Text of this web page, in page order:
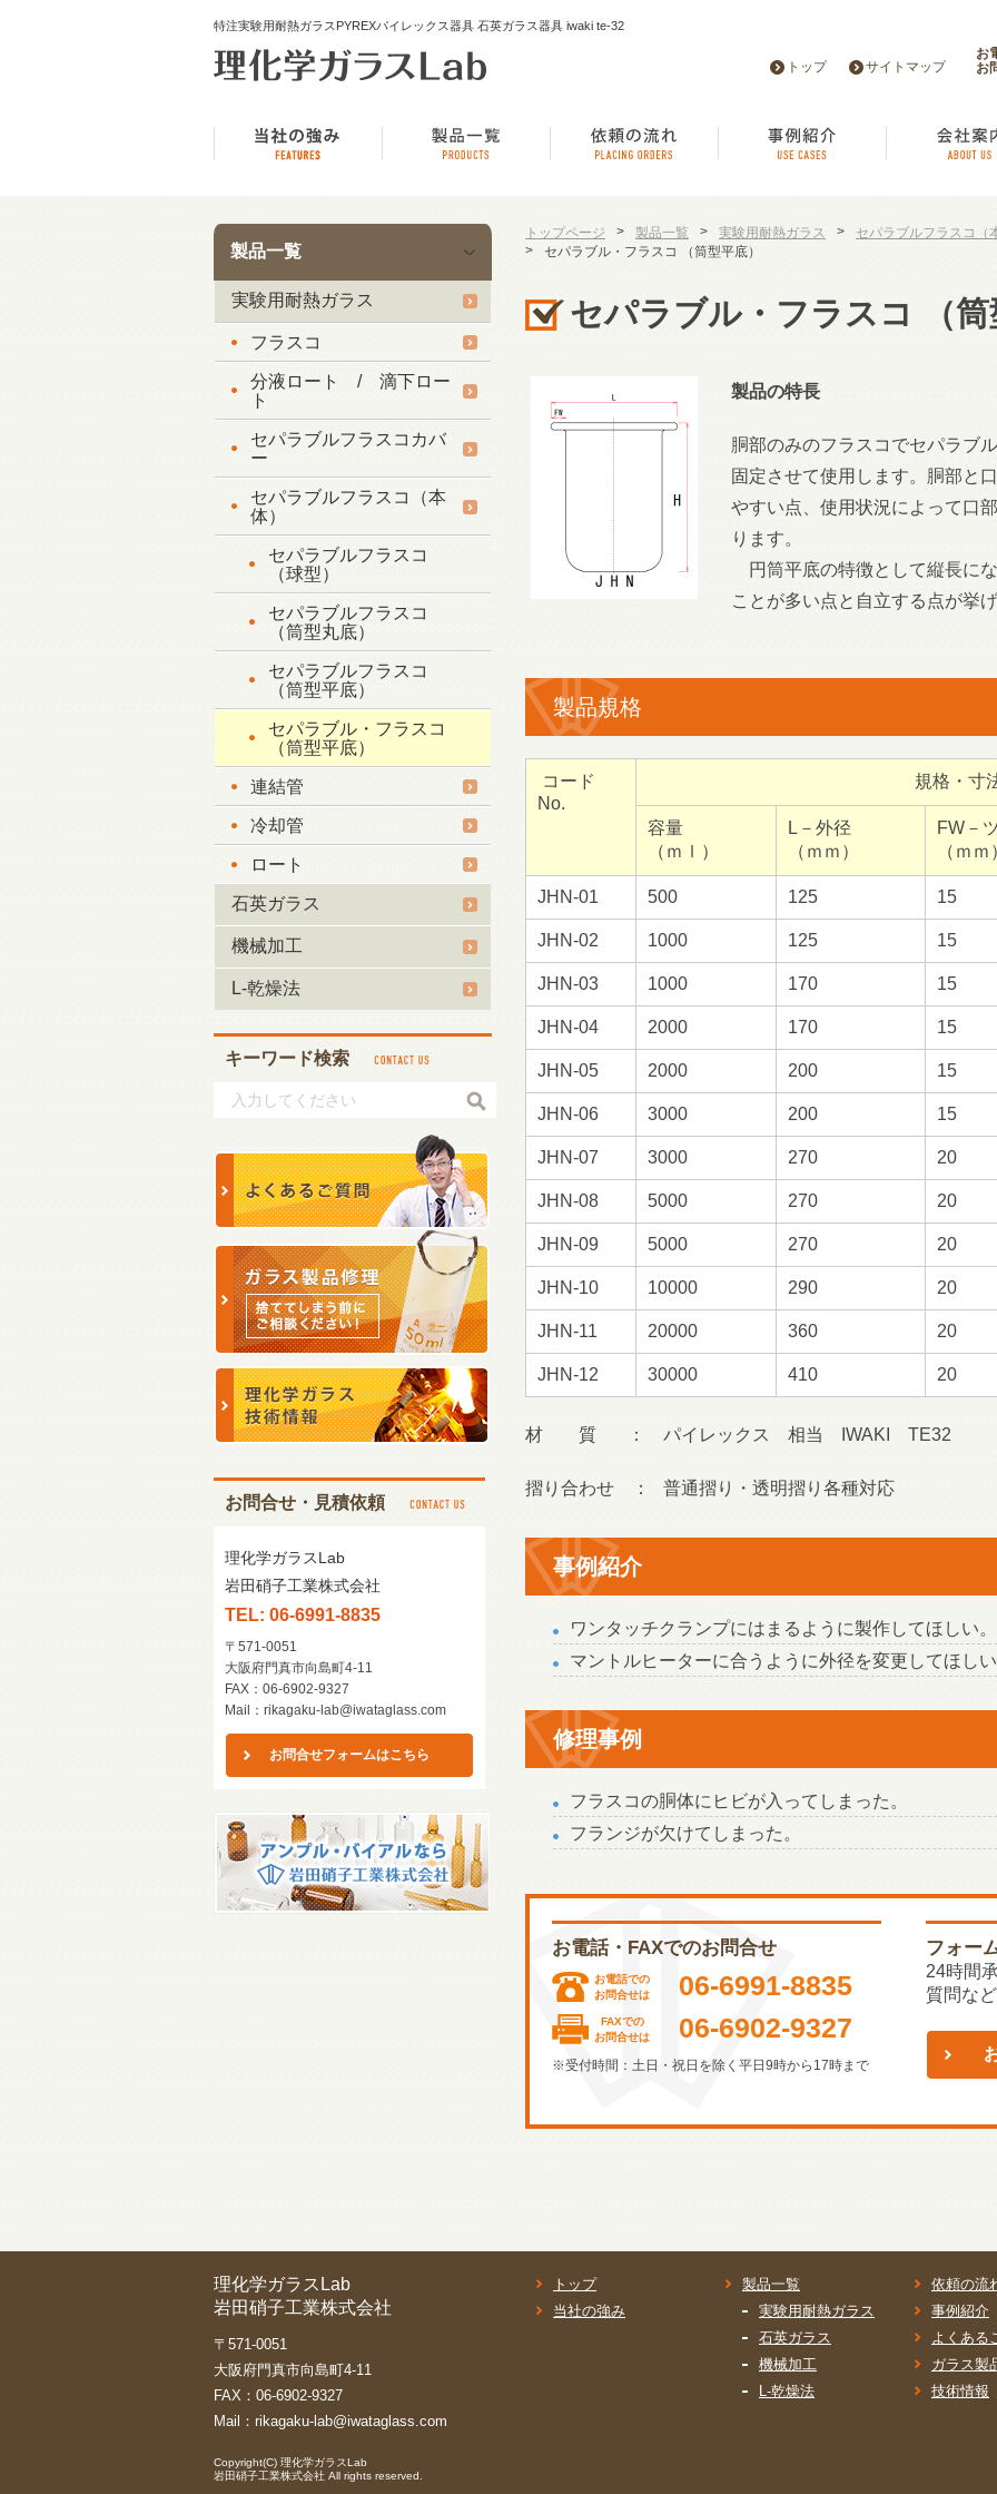
特注実験用耐熱ガラスPYREXパイレックス器具 石英ガラス器具 iwaki te-32
お
お
トップ サイトマップ
製品一覧
実験用耐熱ガラス
フラスコ
分液ロート / 滴下ロー
ト
セパラブルフラスコカバ
ー
セパラブルフラスコ（本
体）
セパラブルフラスコ
（球型）
セパラブルフラスコ
（筒型丸底）
セパラブルフラスコ
（筒型平底）
セパラブル・フラスコ
（筒型平底）
連結管
冷却管
ロート
石英ガラス
機械加工
L-乾燥法
キーワード検索
お問合せ・見積依頼
理化学ガラスLab
岩田硝子工業株式会社
TEL: 06-6991-8835
〒571-0051
大阪府門真市向島町4-11
FAX：06-6902-9327
Mail： rikagaku-lab@iwataglass.com
お問合せフォームはこちら
トップページ > 製品一覧 > 実験用耐熱ガラス >
セパラブルフラスコ（
>
セパラブル・フラスコ （筒型平底）
セパラブル・フラスコ （筒
製品の特長
胴部のみのフラスコでセパラブ
固定させて使用します。胴部と
やすい点、使用状況によって口
ります。
円筒平底の特徴として縦長に
ことが多い点と自立する点が挙
製品規格
コード
No.
規格・寸
容量
（ｍｌ）
L－外径
（ｍｍ）
FW－
（ｍｍ
JHN-01 500 125 15
JHN-02 1000 125 15
JHN-03 1000 170 15
JHN-04 2000 170 15
JHN-05 2000 200 15
JHN-06 3000 200 15
JHN-07 3000 270 20
JHN-08 5000 270 20
JHN-09 5000 270 20
JHN-10 10000 290 20
JHN-11 20000 360 20
JHN-12 30000 410 20
材 質 ： パイレックス 相当 IWAKI TE32
摺り合わせ ： 普通摺り・透明摺り各種対応
事例紹介
ワンタッチクランプにはまるように製作してほしい。
マントルヒーターに合うように外径を変更してほし
修理事例
フラスコの胴体にヒビが入ってしまった。
フランジが欠けてしまった。
お電話・FAXでのお問合せ
お電話での
お問合せは
06-6991-8835
FAXでの
お問合せは
06-6902-9327
※受付時間：土日・祝日を除く平日9時から17時まで
フォー
24時間
質問な
理化学ガラスLab
岩田硝子工業株式会社
〒571-0051
大阪府門真市向島町4-11
FAX：06-6902-9327
Mail： rikagaku-lab@iwataglass.com
Copyright(C) 理化学ガラスLab
岩田硝子工業株式会社 All rights reserved.
トップ
当社の強み
製品一覧
実験用耐熱ガラス
石英ガラス
機械加工
L-乾燥法
依頼の流
事例紹介
よくある
ガラス製
技術情報